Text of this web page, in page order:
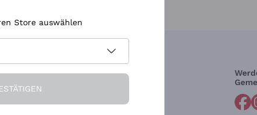
Brauchen Sie Hilfe?
Store auswählen